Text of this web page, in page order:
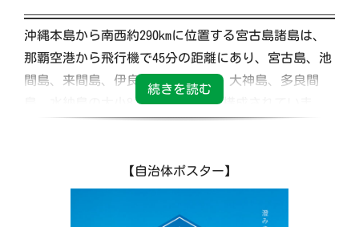
アクセス
沖縄本島から南西約290kmに位置する宮古島諸島は、
那覇空港から飛行機で45分の距離にあり、宮古島、池
間島、来間島、伊良部島、下地島、大神島、多良間
島、水納島の大小8つの有人島から構成されていま
（全長3,540m=サンゴノシマ）は無料で通行できる日
本最長の橋として知られ、美しい宮古ブルーの海を見
ることのできる人気の絶景ポイントです。さらに、サ
【自治体ポスター】